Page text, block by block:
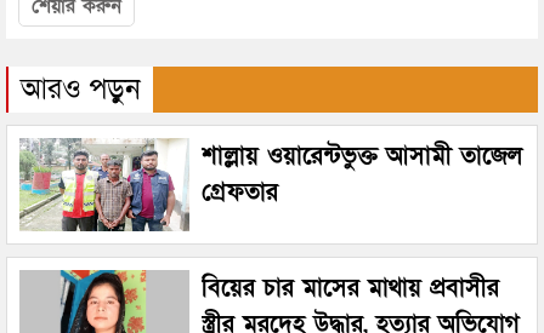
শেয়ার করুন
আরও পড়ুন
শাল্লায় ওয়ারেন্টভুক্ত আসামী তাজেল
গ্রেফতার
বিয়ের চার মাসের মাথায় প্রবাসীর
স্ত্রীর মরদেহ উদ্ধার, হত্যার অভিযোগ